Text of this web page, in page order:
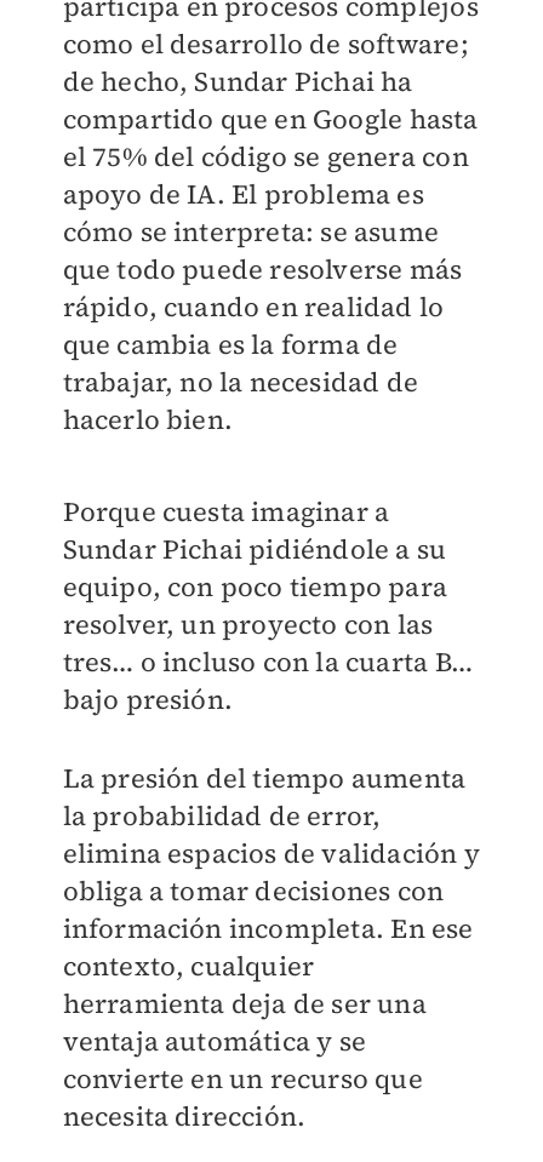
como el desarrollo de software;
de hecho, Sundar Pichai ha
compartido que en Google hasta
el 75% del código se genera con
apoyo de IA. El problema es
cómo se interpreta: se asume
que todo puede resolverse más
rápido, cuando en realidad lo
que cambia es la forma de
trabajar, no la necesidad de
hacerlo bien.
Porque cuesta imaginar a
Sundar Pichai pidiéndole a su
equipo, con poco tiempo para
resolver, un proyecto con las
tres… o incluso con la cuarta B…
bajo presión.
La presión del tiempo aumenta
la probabilidad de error,
elimina espacios de validación y
obliga a tomar decisiones con
información incompleta. En ese
contexto, cualquier
herramienta deja de ser una
ventaja automática y se
convierte en un recurso que
necesita dirección.